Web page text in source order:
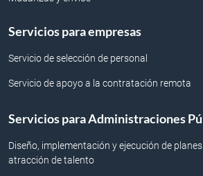
Servicios para empresas
Servicio de selección de personal
Servicio de apoyo a la contratación remota
Servicios para Administraciones
Diseño, implementación y ejecución de
atracción de talento